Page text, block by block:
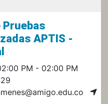
Pruebas
APTIS -
PM - 02:00 PM